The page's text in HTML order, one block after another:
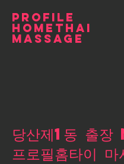
PROFILE
HOMETHAI
MASSAGE
당산제1동 출
프로필홈타이 마